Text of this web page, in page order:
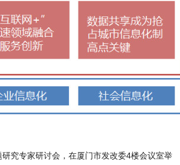
究专家研讨会，在厦门市发改委4楼会议室举